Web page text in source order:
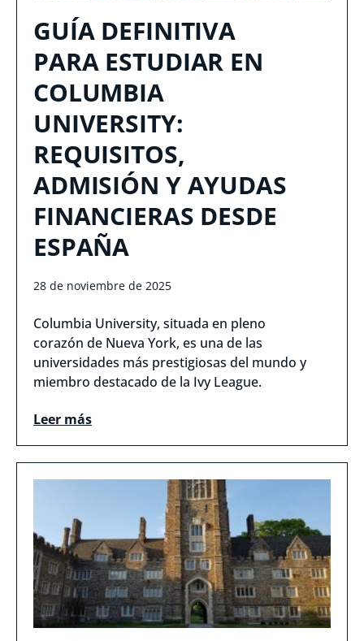
GUÍA DEFINITIVA
PARA ESTUDIAR EN
COLUMBIA
UNIVERSITY:
REQUISITOS,
ADMISIÓN Y AYUDAS
FINANCIERAS DESDE
ESPAÑA
28 de noviembre de 2025
Columbia University, situada en pleno
corazón de Nueva York, es una de las
universidades más prestigiosas del mundo y
miembro destacado de la Ivy League.
Leer más